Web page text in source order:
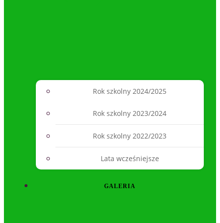
Rok szkolny 2024/2025
Rok szkolny 2023/2024
Rok szkolny 2022/2023
Lata wcześniejsze
GALERIA